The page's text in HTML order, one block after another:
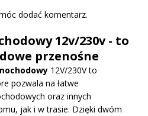
dodać komentarz.
12v/230v - to
przenośne
12V/230V to
pozwala na łatwe
oraz innych
jak i w trasie. Dzięki dwóm